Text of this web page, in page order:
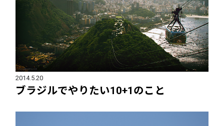
2014.5.20
ブラジルでやりたい10+1のこと